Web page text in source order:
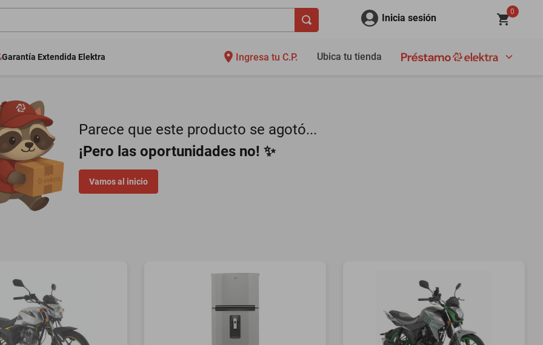
Inicia sesión
0
Garantía Extendida Elektra Ingresa tu C.P. Ubica tu tienda
Parece que este producto se agotó...
¡Pero las oportunidades no! ✨
Vamos al inicio